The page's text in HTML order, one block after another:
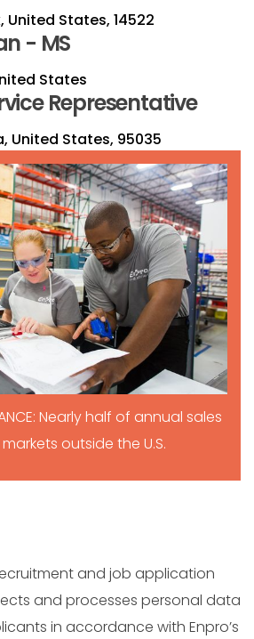
United States, 14522
- MS
States
Representative
United States, 95035
Nearly half of annual sales
outside the U.S.
and job application
and processes personal data
in accordance with Enpro’s